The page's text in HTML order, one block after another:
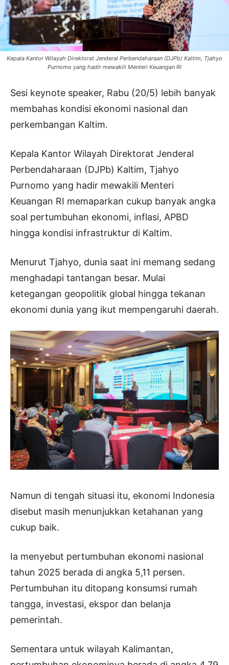
Kepala Kantor Wilayah Direktorat Jenderal Perbendaharaan (DJPb) Kaltim, Tjahyo
Purnomo yang hadir mewakili Menteri Keuangan RI
Sesi keynote speaker, Rabu (20/5) lebih banyak
membahas kondisi ekonomi nasional dan
perkembangan Kaltim.
Kepala Kantor Wilayah Direktorat Jenderal
Perbendaharaan (DJPb) Kaltim, Tjahyo
Purnomo yang hadir mewakili Menteri
Keuangan RI memaparkan cukup banyak angka
soal pertumbuhan ekonomi, inflasi, APBD
hingga kondisi infrastruktur di Kaltim.
Menurut Tjahyo, dunia saat ini memang sedang
menghadapi tantangan besar. Mulai
ketegangan geopolitik global hingga tekanan
ekonomi dunia yang ikut mempengaruhi daerah.
Namun di tengah situasi itu, ekonomi Indonesia
disebut masih menunjukkan ketahanan yang
cukup baik.
Ia menyebut pertumbuhan ekonomi nasional
tahun 2025 berada di angka 5,11 persen.
Pertumbuhan itu ditopang konsumsi rumah
tangga, investasi, ekspor dan belanja
pemerintah.
Sementara untuk wilayah Kalimantan,